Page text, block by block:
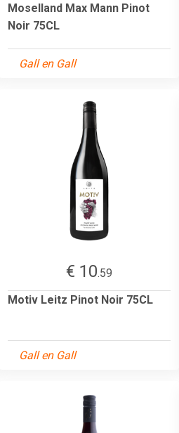
Moselland Max Mann Pinot
Noir 75CL
Gall en Gall
€ 10.59
Motiv Leitz Pinot Noir 75CL
Gall en Gall